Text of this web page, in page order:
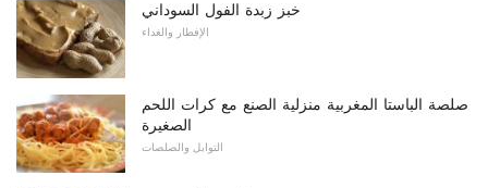
خبز زبدة الفول السوداني
الإفطار والغداء
صلصة الباستا المغربية منزلية الصنع مع كرات اللحم
الصغيرة
التوابل والصلصات